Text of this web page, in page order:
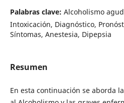
Palabras clave: Alcoholismo
Intoxicación, Diagnóstico,
Síntomas, Anestesia, Dipepsia
Resumen
En esta continuación se aborda